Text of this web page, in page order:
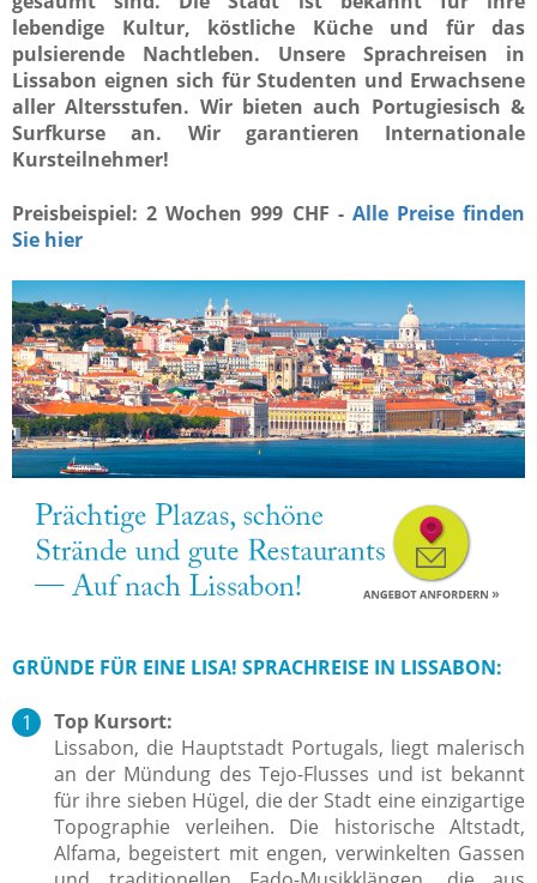
lebendige Kultur, köstliche Küche und für das
pulsierende Nachtleben. Unsere Sprachreisen in
Lissabon eignen sich für Studenten und Erwachsene
aller Altersstufen. Wir bieten auch Portugiesisch &
Surfkurse an. Wir garantieren Internationale
Kursteilnehmer!
Preisbeispiel: 2 Wochen 999 CHF - Alle Preise finden
Sie hier
GRÜNDE FÜR EINE LISA! SPRACHREISE IN LISSABON:
Top Kursort:
Lissabon, die Hauptstadt Portugals, liegt malerisch
an der Mündung des Tejo-Flusses und ist bekannt
für ihre sieben Hügel, die der Stadt eine einzigartige
Topographie verleihen. Die historische Altstadt,
Alfama, begeistert mit engen, verwinkelten Gassen